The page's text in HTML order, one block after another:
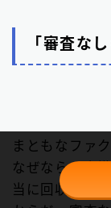
「審査な
まともなファ
なぜなら、売
当に回収でき